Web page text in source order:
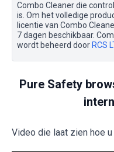
Combo Cleaner die
is. Om het volledige
licentie van Combo
7 dagen beschikbaar.
wordt beheerd door RCS
Pure Safety
Video die laat zien hoe